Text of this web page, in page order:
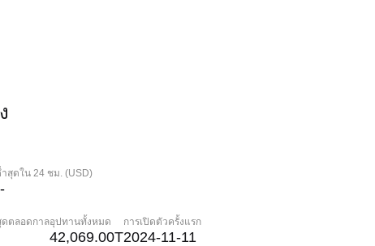
ำสุดใน 24 ชม. (USD)
ตลอดกาลอุปทานทั้งหมด
42,069.00T
การเปิดตัวครั้งแรก
2024-11-11